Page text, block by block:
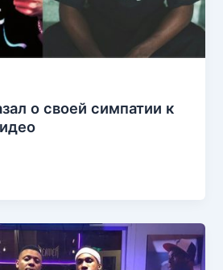
о своей симпатии к